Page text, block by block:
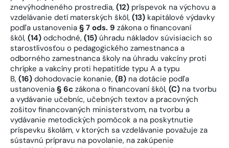
znevýhodneného prostredia, (12) príspevok na výchovu a
vzdelávanie detí materských škôl, (13) kapitálové výdavky
podľa ustanovenia § 7 ods. 9 zákona o financovaní
škôl, (14) odchodné, (15) úhradu nákladov súvisiacich so
starostlivosťou o pedagogického zamestnanca a
odborného zamestnanca školy na úhradu vakcíny proti
chrípke a vakcíny proti hepatitíde typu A a typu
B, (16) dohodovacie konanie, (B) na dotácie podľa
ustanovenia § 6c zákona o financovaní škôl, (C) na tvorbu
a vydávanie učebníc, učebných textov a pracovných
zošitov financovaných ministerstvom, na tvorbu a
vydávanie metodických pomôcok a na poskytnutie
príspevku školám, v ktorých sa vzdelávanie považuje za
sústavnú prípravu na povolanie, na zakúpenie